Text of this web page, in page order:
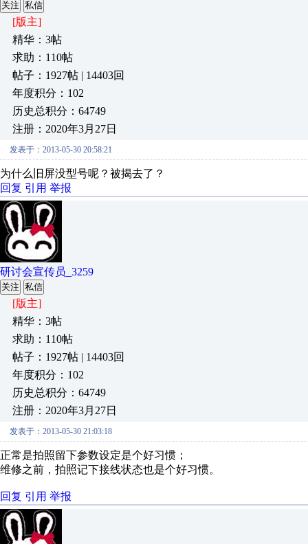
关注 私信
[版主]
精华：3帖
求助：110帖
帖子：1927帖 | 14403回
年度积分：102
历史总积分：64749
注册：2020年3月27日
发表于：2013-05-30 20:58:21
为什么旧屏没型号呢？被揭去了？
回复 引用 举报
研讨会宣传员_3259
关注 私信
[版主]
精华：3帖
求助：110帖
帖子：1927帖 | 14403回
年度积分：102
历史总积分：64749
注册：2020年3月27日
发表于：2013-05-30 21:03:18
正常是拍照留下参数设定是个好习惯；
维修之前，拍照记下接线状态也是个好习惯。
回复 引用 举报